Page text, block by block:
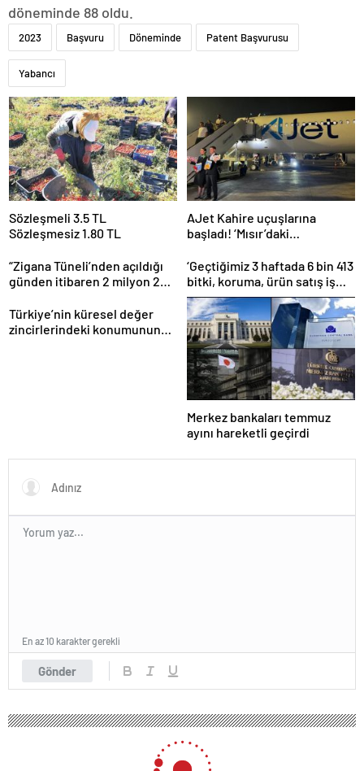
döneminde 88 oldu.
2023 Başvuru Döneminde Patent Başvurusu
Yabancı
Sözleşmeli 3.5 TL
Sözleşmesiz 1.80 TL
AJet Kahire uçuşlarına
başladı! ‘Mısır’daki
getireceğiz’
“Zigana Tüneli’nden açıldığı
günden itibaren 2 milyon 200
‘Geçtiğimiz 3 haftada 6 bin 413
bitki, koruma, ürün satış iş
yeri denetlendi’
Türkiye’nin küresel değer
zincirlerindeki konumunun
Merkez bankaları temmuz
ayını hareketli geçirdi
Gönder
En az 10 karakter gerekli